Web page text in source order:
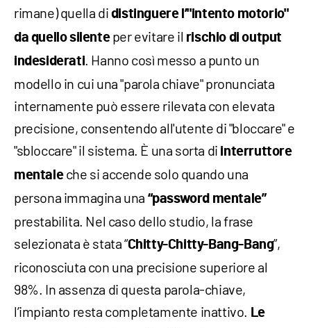
rimane) quella di distinguere l’"intento motorio"
da quello silenteper evitare il rischio di output
indesiderati. Hanno così messo a punto un
modello in cui una "parola chiave" pronunciata
internamente può essere rilevata con elevata
precisione, consentendo all'utente di "bloccare" e
"sbloccare" il sistema. È una sorta di interruttore
mentaleche si accende solo quando una
persona immagina una “password mentale”
prestabilita. Nel caso dello studio, la frase
selezionata è stata “Chitty-Chitty-Bang-Bang”,
riconosciuta con una precisione superiore al
98%. In assenza di questa parola-chiave,
l’impianto resta completamente inattivo. Le